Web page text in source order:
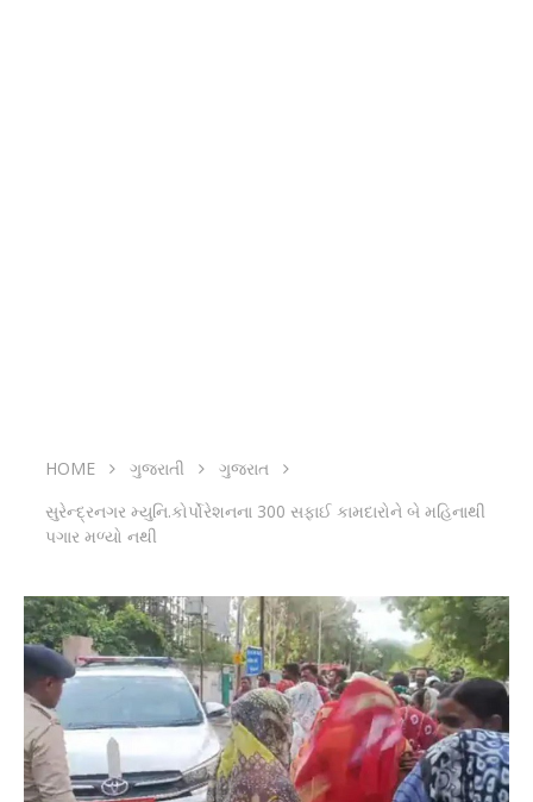
HOME ગુજરાતી
ગુજરાત
સુરેન્દ્રનગર મ્યુનિ.કોર્પોરેશનના 300 સફાઈ કામદારોને બે મહિનાથી
પગાર મળ્યો નથી